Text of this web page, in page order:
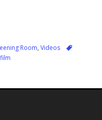
Room, Videos
Tags